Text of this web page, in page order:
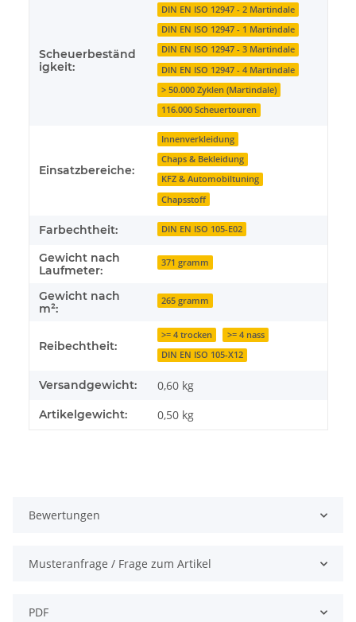
Scheuerbeständ
igkeit:
DIN EN ISO 12947 - 2 Martindale
DIN EN ISO 12947 - 1 Martindale
DIN EN ISO 12947 - 3 Martindale
DIN EN ISO 12947 - 4 Martindale
> 50.000 Zyklen (Martindale)
116.000 Scheuertouren
Einsatzbereiche:
Innenverkleidung
Chaps & Bekleidung
KFZ & Automobiltuning
Chapsstoff
Farbechtheit: DIN EN ISO 105-E02
Gewicht nach
Laufmeter:
371 gramm
Gewicht nach
m²:
265 gramm
Reibechtheit:
>= 4 trocken
>= 4 nass
DIN EN ISO 105-X12
Versandgewicht: 0,60 kg
Artikelgewicht: 0,50 kg
Bewertungen
Musteranfrage / Frage zum Artikel
PDF